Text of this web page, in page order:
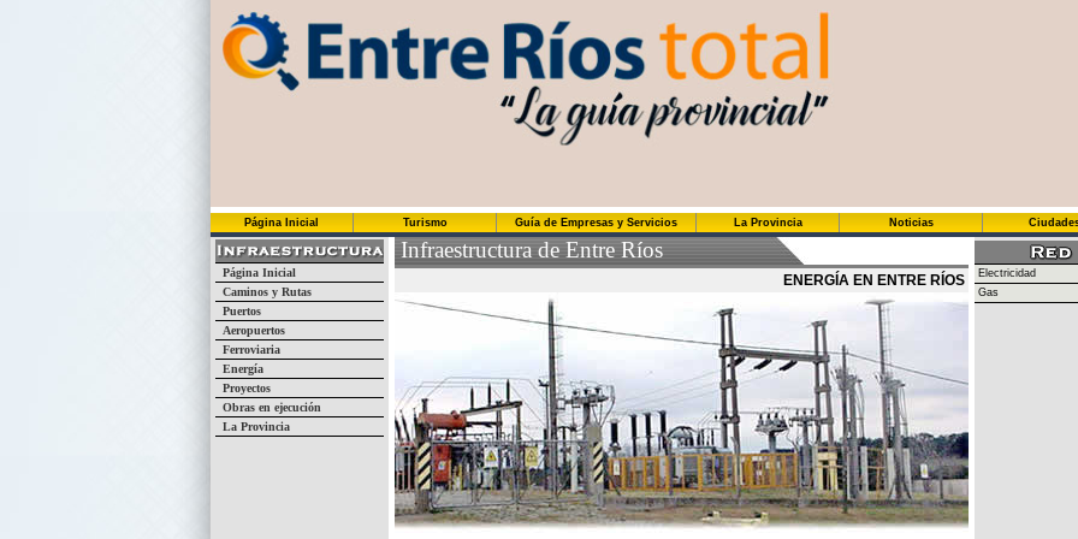
Página Inicial Turismo Guía de Empresas y Servicios La Provincia Noticias
Página Inicial
Caminos y Rutas
Puertos
Aeropuertos
Ferroviaria
Energía
Proyectos
Obras en ejecución
La Provincia
Infraestructura de Entre Ríos
ENERGÍA EN ENTRE RÍOS
Electricidad
Gas